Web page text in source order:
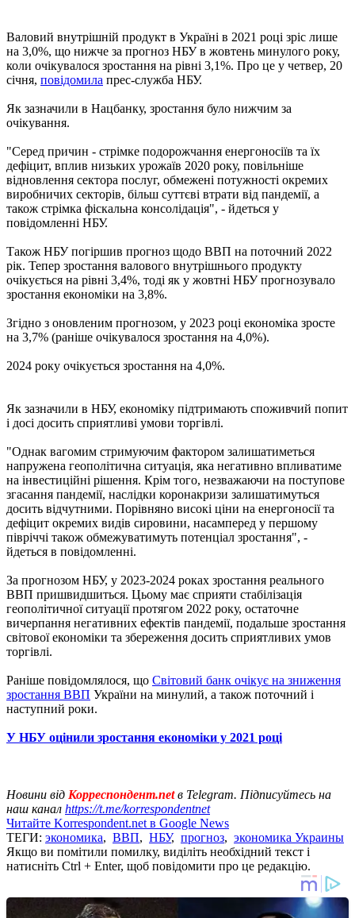
Валовий внутрішній продукт в Україні в 2021 році зріс лише
на 3,0%, що нижче за прогноз НБУ в жовтень минулого року,
коли очікувалося зростання на рівні 3,1%. Про це у четвер, 20
січня, повідомила прес-служба НБУ.
Як зазначили в Нацбанку, зростання було нижчим за
очікування.
"Серед причин - стрімке подорожчання енергоносіїв та їх
дефіцит, вплив низьких урожаїв 2020 року, повільніше
відновлення сектора послуг, обмежені потужності окремих
виробничих секторів, більш суттєві втрати від пандемії, а
також стрімка фіскальна консолідація", - йдеться у
повідомленні НБУ.
Також НБУ погіршив прогноз щодо ВВП на поточний 2022
рік. Тепер зростання валового внутрішнього продукту
очікується на рівні 3,4%, тоді як у жовтні НБУ прогнозувало
зростання економіки на 3,8%.
Згідно з оновленим прогнозом, у 2023 році економіка зросте
на 3,7% (раніше очікувалося зростання на 4,0%).
2024 року очікується зростання на 4,0%.
Як зазначили в НБУ, економіку підтримають споживчий попит
і досі досить сприятливі умови торгівлі.
"Однак вагомим стримуючим фактором залишатиметься
напружена геополітична ситуація, яка негативно впливатиме
на інвестиційні рішення. Крім того, незважаючи на поступове
згасання пандемії, наслідки коронакризи залишатимуться
досить відчутними. Порівняно високі ціни на енергоносії та
дефіцит окремих видів сировини, насамперед у першому
півріччі також обмежуватимуть потенціал зростання", -
йдеться в повідомленні.
За прогнозом НБУ, у 2023-2024 роках зростання реального
ВВП пришвидшиться. Цьому має сприяти стабілізація
геополітичної ситуації протягом 2022 року, остаточне
вичерпання негативних ефектів пандемії, подальше зростання
світової економіки та збереження досить сприятливих умов
торгівлі.
Раніше повідомлялося, що Світовий банк очікує на зниження
зростання ВВП України на минулий, а також поточний і
наступний роки.
У НБУ оцінили зростання економіки у 2021 році
Новини від Корреспондент.netв Telegram. Підписуйтесь на
наш канал https://t.me/korrespondentnet
Читайте Korrespondent.net в Google News
ТЕГИ: экономика, ВВП, НБУ, прогноз, экономика Украины
Якщо ви помітили помилку, виділіть необхідний текст і
натисніть Ctrl + Enter, щоб повідомити про це редакцію.